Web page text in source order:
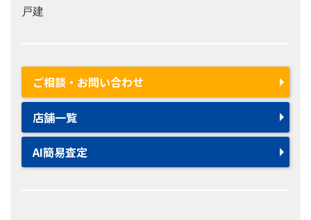
戸建
ご相談・お問い合わせ
店舗一覧
AI簡易査定